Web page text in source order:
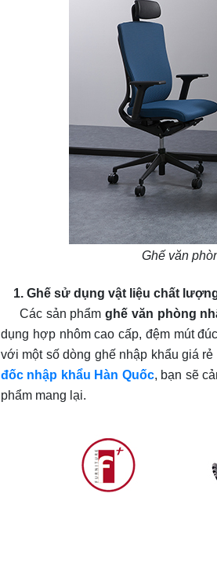
Ghế văn
1. Ghế sử dụng vật liệu chất
Các sản phẩmghế văn phòng
dụng hợp nhôm cao cấp, đệm mút
với một số dòng ghế nhập khẩu giá
đốc nhập khẩu Hàn Quốc, bạn sẽ
phẩm mang lại.